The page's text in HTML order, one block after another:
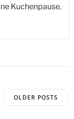
Kuchenpause.
Posts
OLDER POSTS